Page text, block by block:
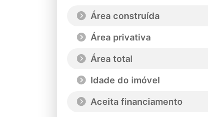
Área construída
Área privativa
Área total
Idade do imóvel
Aceita financiamento